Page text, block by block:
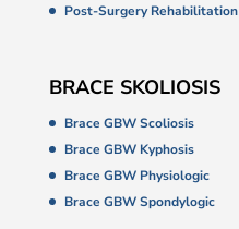
Post-Surgery Rehabilitation
BRACE SKOLIOSIS
Brace GBW Scoliosis
Brace GBW Kyphosis
Brace GBW Physiologic
Brace GBW Spondylogic